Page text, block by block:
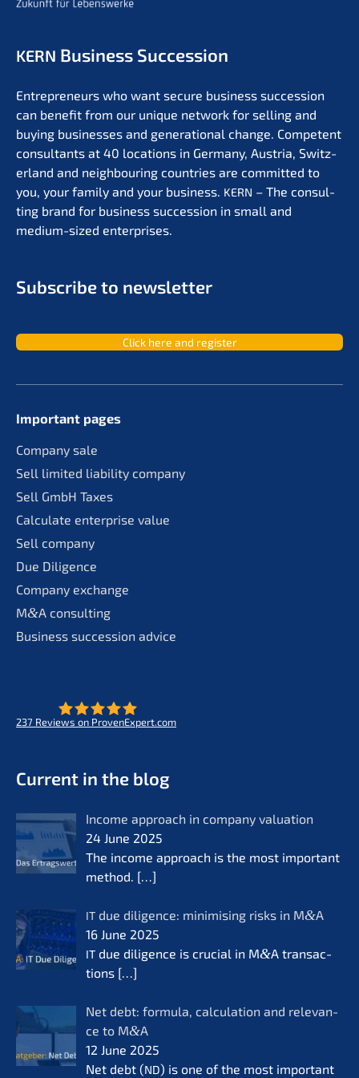
KERN Business Succession
Entre­pre­neurs who want secure business succes­si­on
can benefit from our unique network for selling and
buying businesses and genera­tio­nal change. Compe­tent
consul­tants at 40 locati­ons in Germa­ny, Austria, Switz­
er­land and neigh­bou­ring count­ries are commit­ted to
you, your family and your business. KERN – The consul­
ting brand for business succes­si­on in small and
medium-sized enterprises.
Subscri­be to newsletter
Click here and register
Important pages
Compa­ny sale
Sell limit­ed liabi­li­ty company
Sell GmbH Taxes
Calcu­la­te enter­pri­se value
Sell compa­ny
Due Diligence
Compa­ny exchange
M&A consul­ting
Business succes­si­on advice
237 Reviews on ProvenExpert.com
Current in the blog
Income approach in compa­ny valua­ti­on
24 June 2025
The income approach is the most important
method. […]
IT due diligence: minimi­sing risks in M&A
16 June 2025
IT due diligence is crucial in M&A transac­
tions […]
Net debt: formu­la, calcu­la­ti­on and relevan­
ce to M&A
12 June 2025
Net debt (ND) is one of the most important